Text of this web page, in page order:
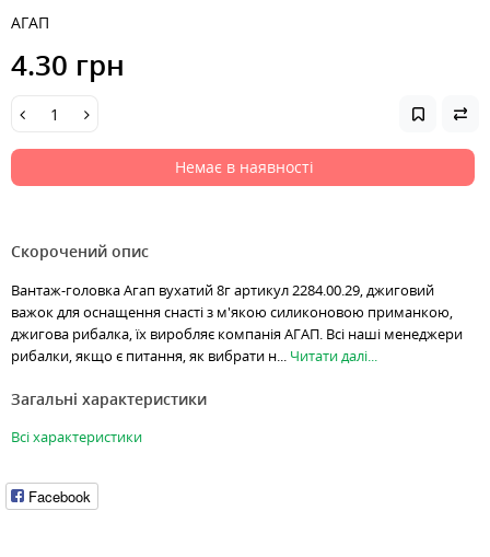
АГАП
4.30 грн
Немає в наявності
Скорочений опис
Вантаж-головка Агап вухатий 8г артикул 2284.00.29, джиговий
важок для оснащення снасті з м'якою силиконовою приманкою,
джигова рибалка, їх виробляє компанія АГАП. Всі наші менеджери
рибалки, якщо є питання, як вибрати н... Читати далі...
Загальні характеристики
Всі характеристики
Facebook